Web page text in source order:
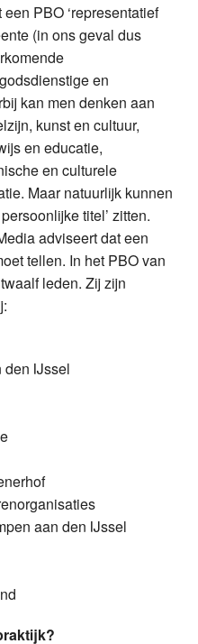
PBO ‘representatief
(in ons geval dus
en
kan men denken aan
kunst en cultuur,
en educatie,
en culturele
Maar natuurlijk kunnen
titel’ zitten.
adviseert dat een
tellen. In het PBO van
leden. Zij zijn
IJssel
aan den IJssel